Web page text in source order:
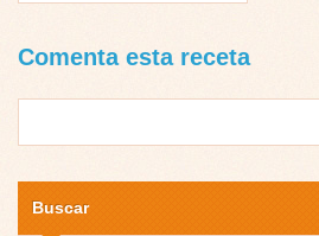
Comenta esta receta
Buscar